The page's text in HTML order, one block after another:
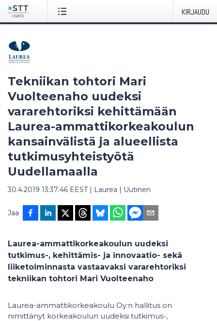
KIRJAUDU
Tekniikan tohtori Mari
Vuolteenaho uudeksi
vararehtoriksi kehittämään
Laurea-ammattikorkeakoulun
kansainvälistä ja alueellista
tutkimusyhteistyötä
Uudellamaalla
30.4.2019 13:37:46 EEST| Laurea | Uutinen
Jaa
Laurea-ammattikorkeakoulun uudeksi
tutkimus-, kehittämis- ja innovaatio- sekä
liiketoiminnasta vastaavaksi vararehtoriksi
tekniikan tohtori Mari Vuolteenaho
Laurea-ammattikorkeakoulu Oy:n hallitus on
nimittänyt korkeakoulun uudeksi tutkimus-,